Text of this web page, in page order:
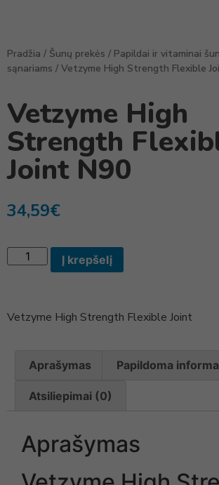
Pradžia / Šunų prekės / Papildai ir vitaminai
sąnariams / Vetzyme High Strength Flexible
Vetzyme High
Strength
Joint N90
34,59€
Į krepšelį
Vetzyme High Strength Flexible Joint
Aprašymas Papildoma
Atsiliepimai (0)
Aprašymas